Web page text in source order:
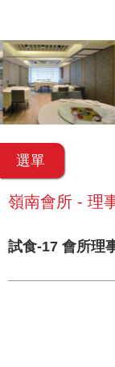
選單
嶺南會所 - 理
試食-17 會所理